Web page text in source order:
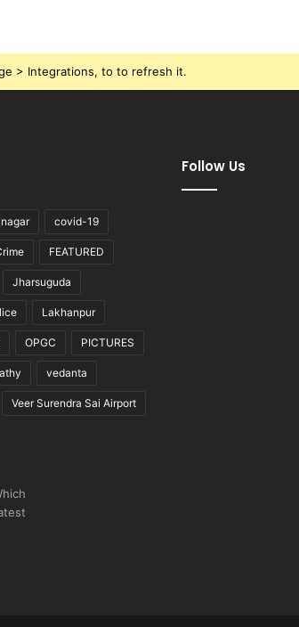
> Integrations, to to refresh it.
covid-19
FEATURED
Jharsuguda
Lakhanpur
OPGC PICTURES
vedanta
Veer Surendra Sai Airport
Follow Us